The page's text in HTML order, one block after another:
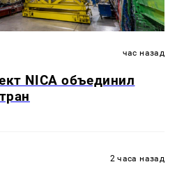
час назад
NICA объединил
2 часа назад